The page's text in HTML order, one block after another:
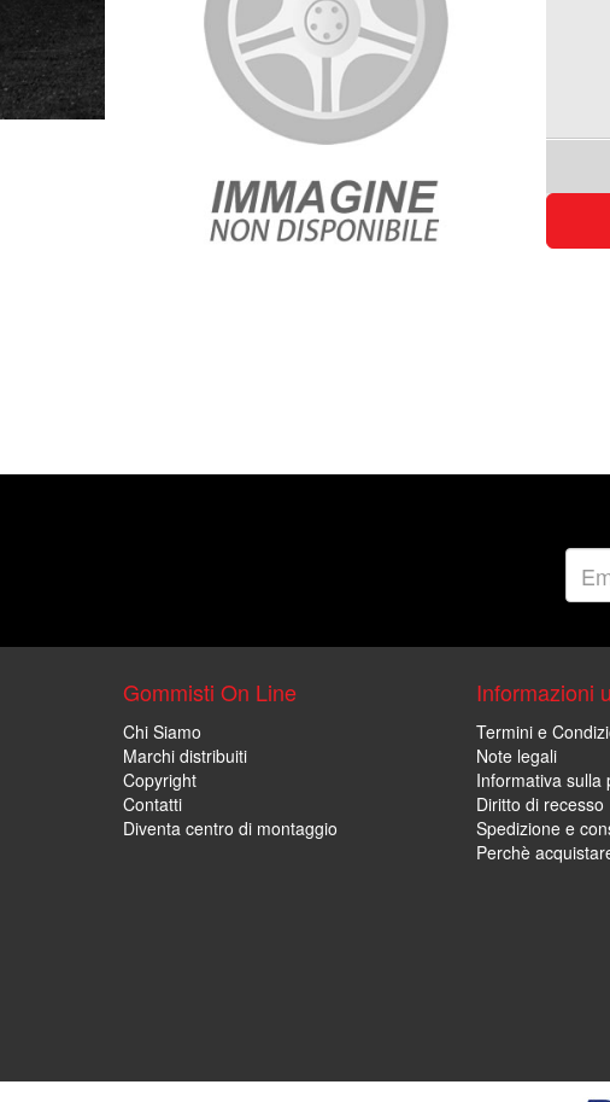
Gommisti On Line
Chi Siamo
Marchi distribuiti
Copyright
Contatti
Diventa centro di montaggio
Informazioni
Termini e
Note legali
Informativa sulla
Diritto di recesso
Spedizione e
Perchè